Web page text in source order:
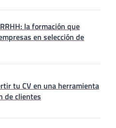
la formación que
en selección de
tu CV en una herramienta
de clientes